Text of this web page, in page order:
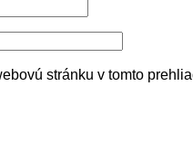
stránku v tomto